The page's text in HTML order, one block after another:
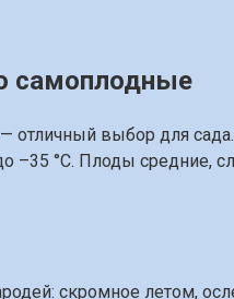
самоплодные
отличный выбор для
–35 °C. Плоды средние,
скромное летом,